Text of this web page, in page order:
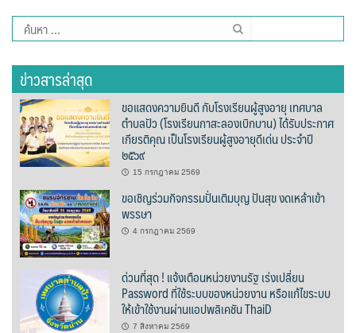
ก๋างโต้งคอฟฟี่รีสอร์ท
ต้นแหลงโฮมสเตย์
ตูบฮิมโต้งโฮมสเตย์
นครน่านอพาร์ทเม้น
นะลาวิวรีสอร์ท
นาต้นบัวโฮมสเตย์
น่านปัว รีสอร์ท
นาเหล่า เก๊าสลี โฮมสเตย์
ค้นหา
สำหรับ:
ข่าวสารล่าสุด
ขอแสดงความยินดี กับโรงเรียนผู้สูงอายุ เทศบาล
ตำบลปัว (โรงเรียนกาสะลองเบิกบาน) ได้รับประกาศ
เกียรติคุณ เป็นโรงเรียนผู้สูงอายุดีเด่น ประจำปี
๒๕๖๙
15 กรกฎาคม 2569
ขอเชิญร่วมกิจกรรมปั่นเติมบุญ ปันสุข งดเหล้าเข้า
พรรษา
4 กรกฎาคม 2569
ด่วนที่สุด ! แจ้งเตือนหน่วยงานรัฐ เร่งเปลี่ยน
Password ที่ใช้ระบบของหน่วยงาน หรือแก้ไขระบบ
ให้เข้าใช้งานผ่านแอปพลิเคชัน ThaiD
7 สิงหาคม 2569